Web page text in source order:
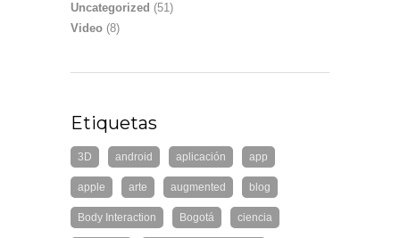
Uncategorized (51)
Video (8)
Etiquetas
3D android aplicación app
apple arte augmented blog
Body Interaction Bogotá ciencia